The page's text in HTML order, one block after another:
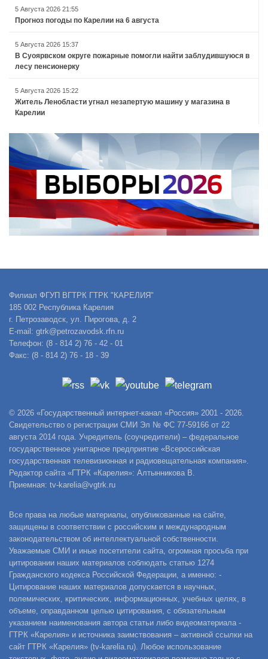
5 Августа 2026 21:55
Прогноз погоды по Карелии на 6 августа
5 Августа 2026 15:37
В Суоярвском округе пожарные помогли найти заблудившуюся в
лесу пенсионерку
5 Августа 2026 15:22
Житель Ленобласти угнал незапертую машину у магазина в
Карелии
Филиал ФГУП ВГТРК ГТРК "КАРЕЛИЯ"
185 002 Республика Карелия
г. Петрозаводск, ул. Пирогова, д. 2
E-mail: gtrk@petrozavodsk.rfn.ru
Телефон: (8 - 814 2) 76 - 42 - 01
Факс: (8 - 814 2) 76 - 18 - 39
© 2026 «Государственный интернет-канал «Россия» 2001 - 2026.
Свидетельство о регистрации СМИ Эл № ФС 77-59166 от 22
августа 2014 года. Учредитель (соучредители) – федеральное
государственное унитарное предприятие «Всероссийская
государственная телевизионная и радиовещательная компания».
Редактор сайта «ГТРК «Карелия»: Алтынникова В.
Приемная: tv-karelia@vgtrk.ru
Все права на любые материалы, опубликованные на сайте,
защищены в соответствии с российским и международным
законодательством об интеллектуальной собственности.
Уважаемые СМИ и иные посетители сайта, огромная просьба при
цитировании наших материалов соблюдать статью 1274
Гражданского кодекса Российской Федерации, а именно: -
Цитирование наших материалов допускается в научных,
полемических, критических, информационных, учебных целях, в
объеме, оправданном целью цитирования, с обязательным
указанием наименования автора статьи либо видеоматериала -
ГТРК «Карелия» и источника заимствования – активной ссылки на
сайт ГТРК «Карелия» (tv-karelia.ru). Любое использование